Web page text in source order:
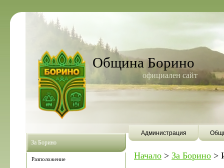
Община Борино
официален сайт
Администрация
За Борино
Разположение Начало > За Борино >